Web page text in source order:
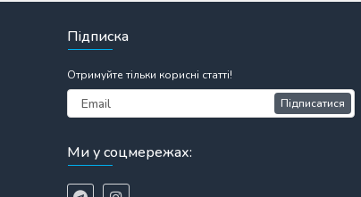
Підписка
Отримуйте тільки корисні статті!
Підписатися
Ми у соцмережах: